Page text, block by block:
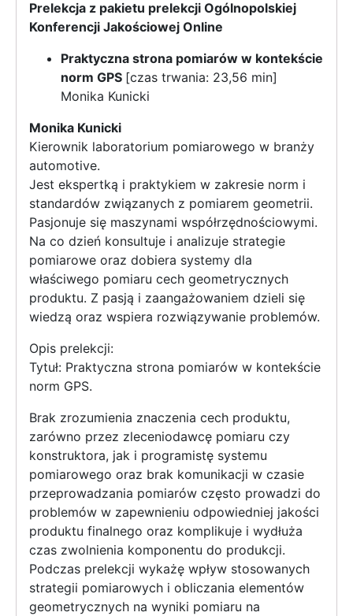
Prelekcja z pakietu prelekcji Ogólnopolskiej
Konferencji Jakościowej Online
Praktyczna strona pomiarów w kontekście
norm GPS [czas trwania: 23,56 min]
Monika Kunicki
Monika Kunicki
Kierownik laboratorium pomiarowego w branży
automotive.
Jest ekspertką i praktykiem w zakresie norm i
standardów związanych z pomiarem geometrii.
Pasjonuje się maszynami współrzędnościowymi.
Na co dzień konsultuje i analizuje strategie
pomiarowe oraz dobiera systemy dla
właściwego pomiaru cech geometrycznych
produktu. Z pasją i zaangażowaniem dzieli się
wiedzą oraz wspiera rozwiązywanie problemów.
Opis prelekcji:
Tytuł: Praktyczna strona pomiarów w kontekście
norm GPS.
Brak zrozumienia znaczenia cech produktu,
zarówno przez zleceniodawcę pomiaru czy
konstruktora, jak i programistę systemu
pomiarowego oraz brak komunikacji w czasie
przeprowadzania pomiarów często prowadzi do
problemów w zapewnieniu odpowiedniej jakości
produktu finalnego oraz komplikuje i wydłuża
czas zwolnienia komponentu do produkcji.
Podczas prelekcji wykażę wpływ stosowanych
strategii pomiarowych i obliczania elementów
geometrycznych na wyniki pomiaru na